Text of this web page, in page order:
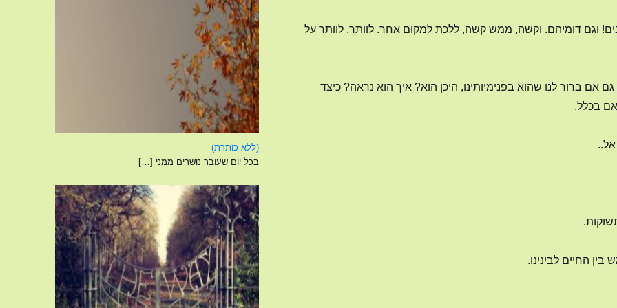
וגם דומיהם. וקשה, ממש קשה, ללכת למקום אחר. לוותר. לוותר על
אם ברור לנו שהוא בפנימיותינו, היכן הוא? איך הוא נראה? כיצד
בכלל.
אל..
החיים לבינינו.
(ללא כותרת)פוסט
4120
בכל יום שעובר נושרים ממני […]